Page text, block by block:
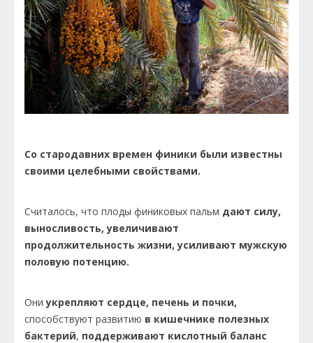
Со стародавних времен финики были известны
своими целебными свойствами.
Считалось, что плоды финиковых пальм дают силу,
выносливость, увеличивают
продолжительность жизни, усиливают мужскую
половую потенцию.
Ониукрепляют сердце, печень и почки,
способствуют развитию в кишечнике полезных
бактерий, поддерживают кислотный баланс